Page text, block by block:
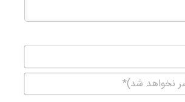
(منتشر